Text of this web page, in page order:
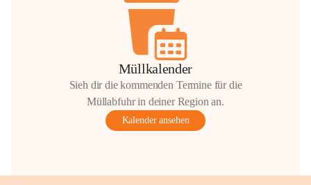
Müllkalender
Sieh dir die kommenden Termine für die
Müllabfuhr in deiner Region an.
Kalender ansehen